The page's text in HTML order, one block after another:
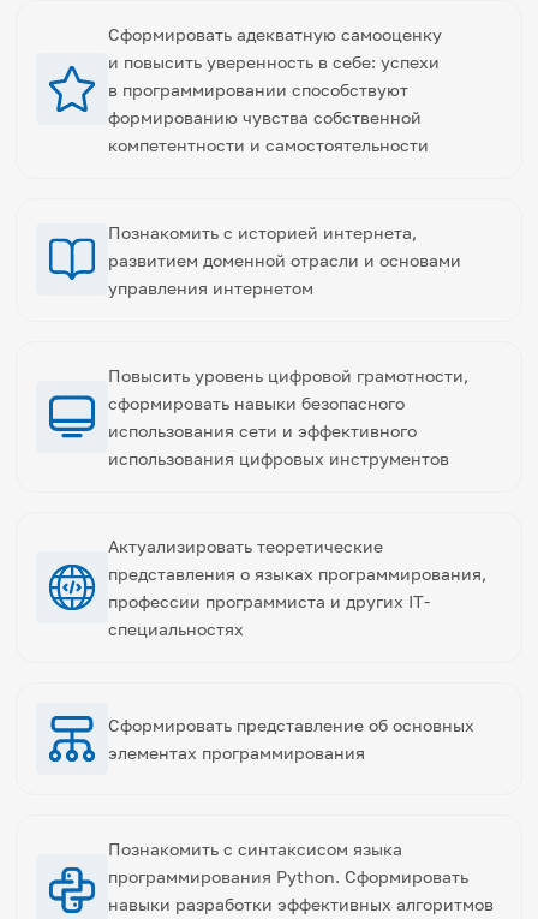
Сформировать адекватную самооценку
и повысить уверенность в себе: успехи
в программировании способствуют
формированию чувства собственной
компетентности и самостоятельности
Познакомить с историей интернета,
развитием доменной отрасли и основами
управления интернетом
Повысить уровень цифровой грамотности,
сформировать навыки безопасного
использования сети и эффективного
использования цифровых инструментов
Актуализировать теоретические
представления о языках программирования,
профессии программиста и других IT-
специальностях
Сформировать представление об основных
элементах программирования
Познакомить с синтаксисом языка
программирования Python. Сформировать
навыки разработки эффективных алгоритмов